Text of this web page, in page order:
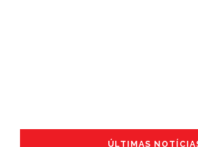
ÚLTIMAS